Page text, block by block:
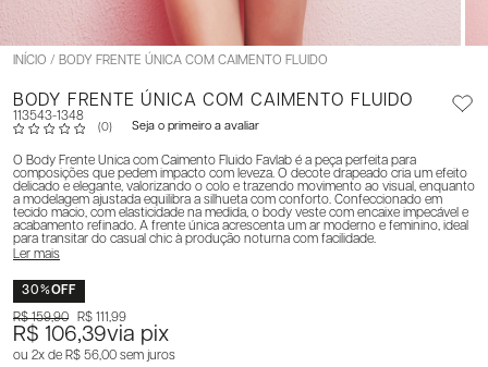
INÍCIO BODY FRENTE ÚNICA COM CAIMENTO FLUIDO
BODY FRENTE ÚNICA COM CAIMENTO FLUIDO
113543-1348
(0) Seja o primeiro a avaliar
O Body Frente Única com Caimento Fluido Favlab é a peça perfeita para
composições que pedem impacto com leveza. O decote drapeado cria um efeito
delicado e elegante, valorizando o colo e trazendo movimento ao visual, enquanto
a modelagem ajustada equilibra a silhueta com conforto. Confeccionado em
tecido macio, com elasticidade na medida, o body veste com encaixe impecável e
acabamento refinado. A frente única acrescenta um ar moderno e feminino, ideal
para transitar do casual chic à produção noturna com facilidade.
Ler mais
30%OFF
R$ 106,39via pix
R$ 159,90 R$ 111,99
2x R$ 56,00 sem juros